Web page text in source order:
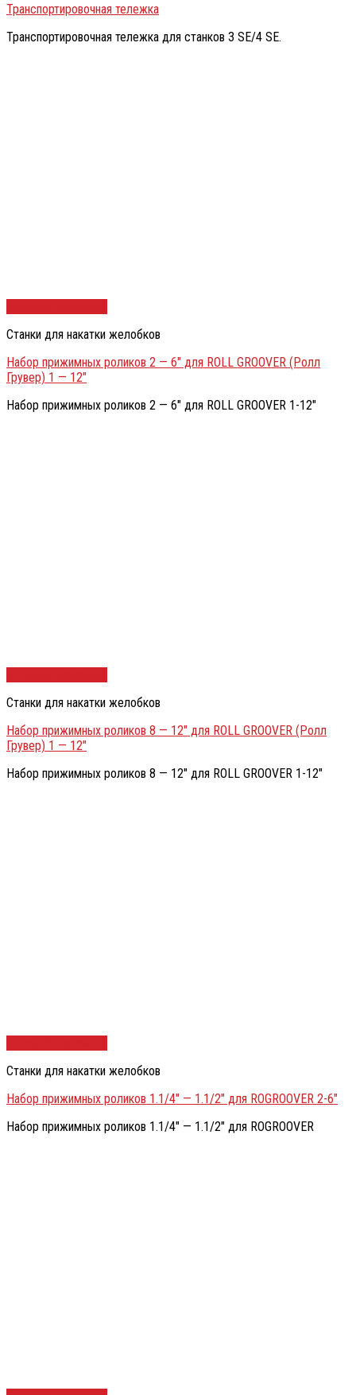
Транспортировочная тележка
Транспортировочная тележка для станков 3 SE/4 SE.
Станки для накатки желобков
Набор прижимных роликов 2 — 6″ для ROLL GROOVER (Ролл
Грувер) 1 — 12″
Набор прижимных роликов 2 — 6″ для ROLL GROOVER 1-12″
Станки для накатки желобков
Набор прижимных роликов 8 — 12″ для ROLL GROOVER (Ролл
Грувер) 1 — 12″
Набор прижимных роликов 8 — 12″ для ROLL GROOVER 1-12″
Станки для накатки желобков
Набор прижимных роликов 1.1/4″ — 1.1/2″ для ROGROOVER 2-6″
Набор прижимных роликов 1.1/4″ — 1.1/2″ для ROGROOVER